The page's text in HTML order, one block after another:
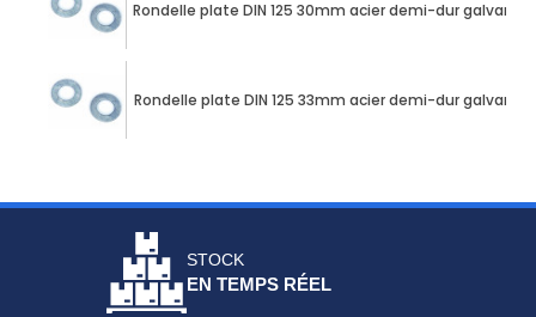
Rondelle plate DIN 125 30mm acier demi-dur
Rondelle plate DIN 125 33mm acier demi-dur
STOCK
EN TEMPS RÉEL